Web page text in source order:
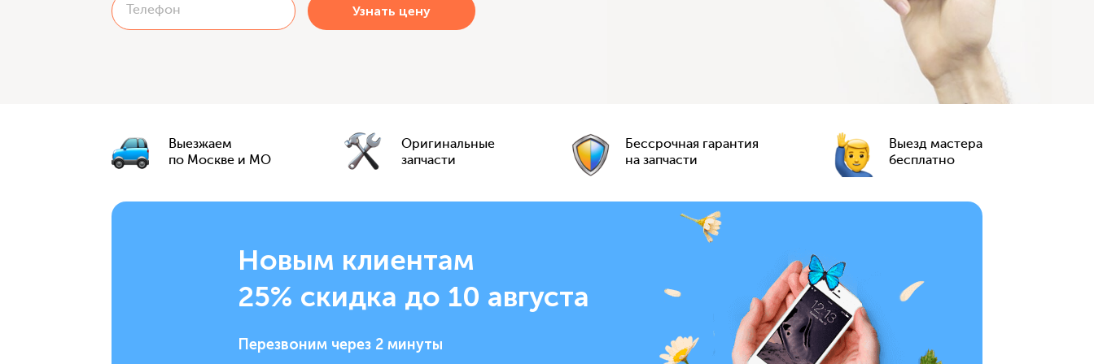
Выезжаем
по Москве и МО
Оригинальные
запчасти
Бессрочная гарантия
на запчасти
Выезд мастера
бесплатно
Новым клиентам
25% скидка до 10 августа
Перезвоним через 2 минуты